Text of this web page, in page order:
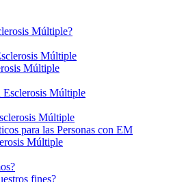
Múltiple?
Múltiple
Múltiple
Esclerosis Múltiple
Múltiple
para las Personas con EM
Múltiple
fines?